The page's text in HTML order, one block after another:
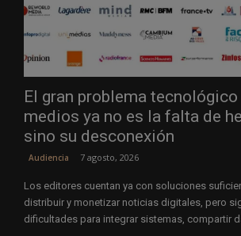
El gran problema
medios ya no es la falta de
sino su desconexión
Audiencia 7 agosto, 2026
Los editores cuentan ya con soluciones
distribuir y monetizar noticias digitales, pero
dificultades para integrar sistemas, compartir